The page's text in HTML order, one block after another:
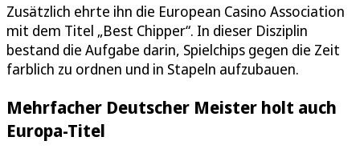
Zusätzlich ehrte ihn die European Casino Association
mit dem Titel „Best Chipper“. In dieser Disziplin
bestand die Aufgabe darin, Spielchips gegen die Zeit
farblich zu ordnen und in Stapeln aufzubauen.
Mehrfacher Deutscher Meister holt auch
Europa-Titel